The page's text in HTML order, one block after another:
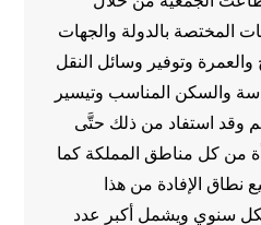
المختصة بالدولة والجهات
والعمرة وتوفير وسائل النقل
والسكن المناسب وتيسير
وقد استفاد من ذلك حتَّى
وامرأة من كل مناطق المملكة كما
نطاق الإفادة من هذا
سنوي ويشمل أكبر عدد